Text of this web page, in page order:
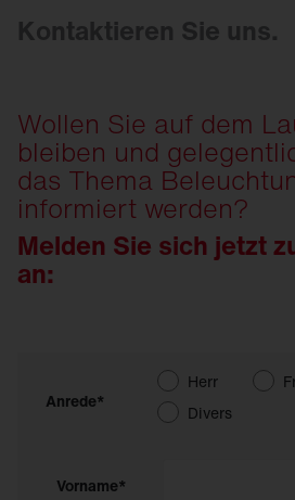
Kontaktieren Sie uns.
Wollen Sie auf dem
bleiben und
das Thema
informiert werden?
Melden Sie sich jetzt
an:
Anrede*
Herr
Divers
Vorname*